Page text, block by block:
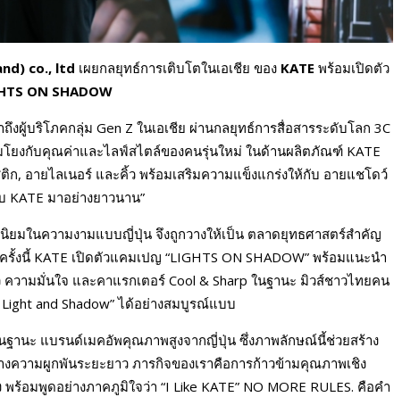
co., ltd เผยกลยุทธ์การเติบโตในเอเชีย ของ KATE พร้อมเปิดตัว
ON SHADOW
งผู้บริโภคกลุ่ม Gen Z ในเอเชีย ผ่านกลยุทธ์การสื่อสารระดับโลก 3C
โยงกับคุณค่าและไลฟ์สไตล์ของคนรุ่นใหม่ ในด้านผลิตภัณฑ์ KATE
อายไลเนอร์ และคิ้ว พร้อมเสริมความแข็งแกร่งให้กับ อายแชโดว์
มาอย่างยาวนาน”
ยมในความงามแบบญี่ปุ่น จึงถูกวางให้เป็น ตลาดยุทธศาสตร์สำคัญ
นี้ KATE เปิดตัวแคมเปญ “LIGHTS ON SHADOW” พร้อมแนะนำ
ามมั่นใจ และคาแรกเตอร์ Cool & Sharp ในฐานะ มิวส์ชาวไทยคน
and Shadow” ได้อย่างสมบูรณ์แบบ
ฐานะ แบรนด์เมคอัพคุณภาพสูงจากญี่ปุ่น ซึ่งภาพลักษณ์นี้ช่วยสร้าง
วามผูกพันระยะยาว ภารกิจของเราคือการก้าวข้ามคุณภาพเชิง
อมพูดอย่างภาคภูมิใจว่า “I Like KATE” NO MORE RULES. คือคำ